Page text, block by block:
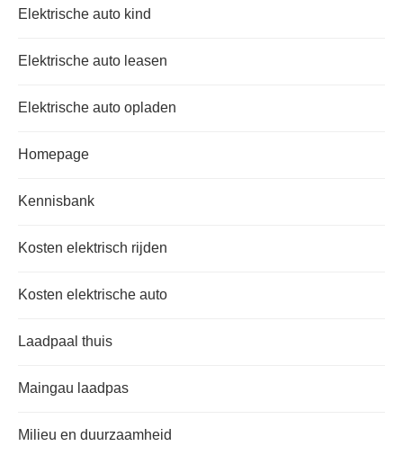
Elektrische auto kind
Elektrische auto leasen
Elektrische auto opladen
Homepage
Kennisbank
Kosten elektrisch rijden
Kosten elektrische auto
Laadpaal thuis
Maingau laadpas
Milieu en duurzaamheid